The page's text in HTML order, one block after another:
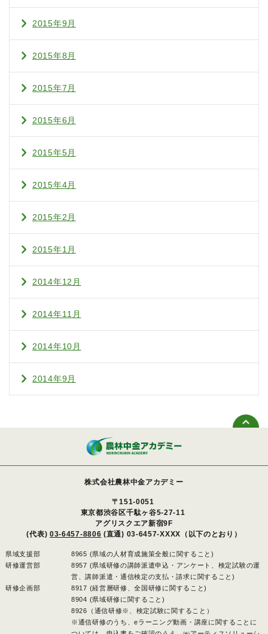
2015年9月
2015年8月
2015年7月
2015年6月
2015年5月
2015年4月
2015年2月
2015年1月
2014年12月
2014年11月
2014年10月
2014年9月
株式会社農林中金アカデミー
〒151-0051
東京都渋谷区千駄ヶ谷5-27-11
アグリスクエア新宿9F
(代表) 03-6457-8806 (直通) 03-6457-XXXX（以下のとおり）
県域支援部
8965 (県域の人材育成施策全般に関すること)
研修運営部
8957 (県域研修の講師派遣申込・アンケート、検定試験の運
営、講師派遣・通信検定の支払・請求に関すること)
研修企画部
8917 (経営層研修、全国研修に関すること)
8904 (県域研修に関すること)
8926（通信研修※、検定試験に関すること）
※通信研修のうち、eラーニング動画・講座に関することに